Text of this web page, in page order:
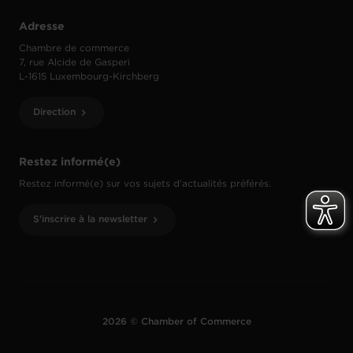
Restez informé(e)
Restez informé(e) sur vos sujets d’actualités préférés.
S'inscrire à la newsletter
Adresse
Chambre de commerce
7, rue Alcide de Gasperi
L-1615 Luxembourg-Kirchberg
Direction
2026 © Chamber of Commerce